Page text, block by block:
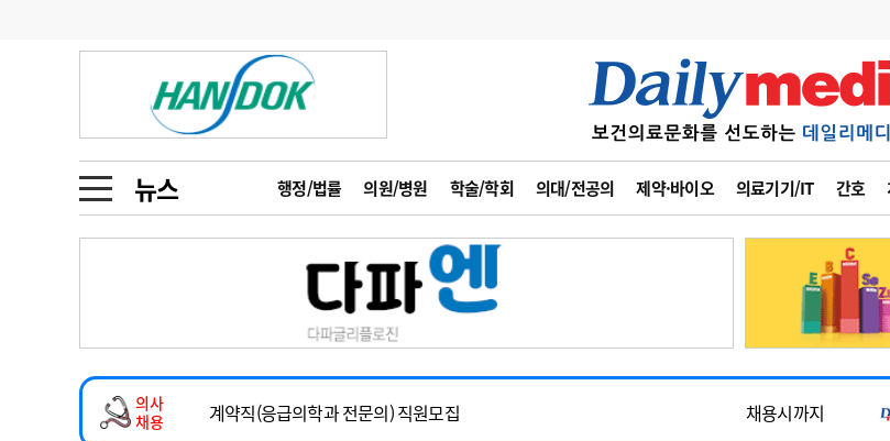
뉴스 행정/법률 의원/병원 학술/학회 의대/전공의 제약·바이오 의료기기/IT 간호
금주의 검색어
1
의사인력 수급 추계
2
성분명 처방
3
AI의료
4
전공의 모집 결과
6
관리급여 실시
지필공 지원책
수련환경 개선
의과대학 입시
인사 사고
오피니언 수첩
인물 초대석 피플
동영상뉴스
포토뉴스
메디 Hospital 지역병원 중소병원
인포메이션 행정처분 판례 정책/통계
의사
채용
2026년 하반기 인턴 모집
~2026-08-31
마취통증의학과 임기제 임상의사 채용
채용시까지
계약직(응급의학과 전문의) 직원모집
채용시까지